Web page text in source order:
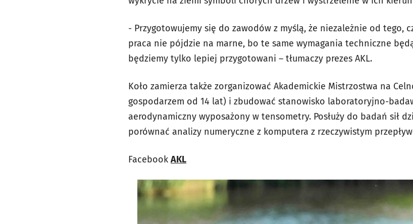
- Przygotowujemy się do zawodów z myślą, że niezależnie od tego,
praca nie pójdzie na marne, bo te same wymagania techniczne
będziemy tylko lepiej przygotowani – tłumaczy prezes AKL.
Koło zamierza także zorganizować Akademickie Mistrzostwa na
gospodarzem od 14 lat) i zbudować stanowisko laboratoryjno-
aerodynamiczny wyposażony w tensometry. Posłuży do badań sił
porównać analizy numeryczne z komputera z rzeczywistym
Facebook AKL